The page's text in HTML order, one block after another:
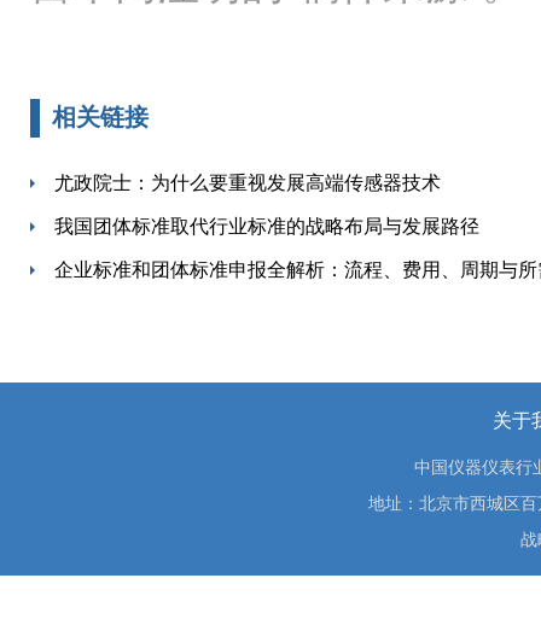
相关链接
尤政院士：为什么要重视发展高端传感器技术
我国团体标准取代行业标准的战略布局与发展路径
企业标准和团体标准申报全解析：流程、费用、周期与
关于
中国仪器仪表
地址：北京市西城区
战